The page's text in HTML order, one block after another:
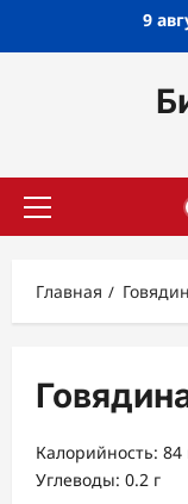
9
Основное
Главная
Калорийность:
Углеводы: 0.2 г